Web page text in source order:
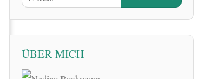
ÜBER MICH